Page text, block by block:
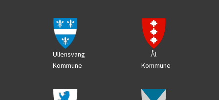
Ullensvang
Kommune
Ål
Kommune